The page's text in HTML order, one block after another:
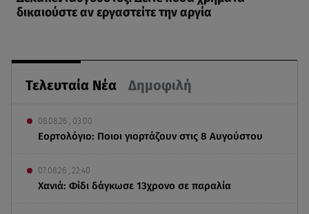
Τελευταία Νέα Δημοφιλή
08.08.26 , 03:00
Εορτολόγιο: Ποιοι γιορτάζουν στις 8 Αυγούστου
07.08.26 , 22:40
Χανιά: Φίδι δάγκωσε 13χρονο σε παραλία
δικαιούστε αν εργαστείτε την αργία